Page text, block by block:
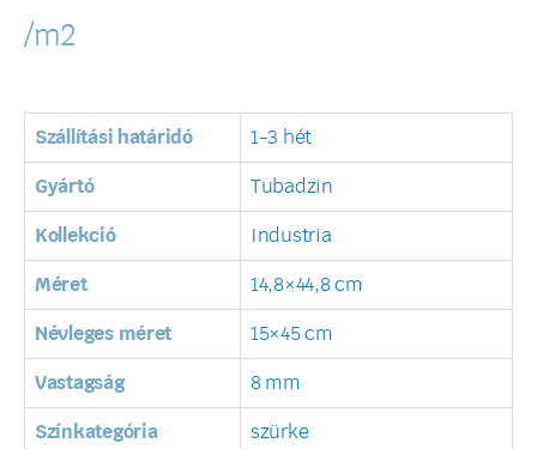
/m2
Szállítási határidó 1-3 hét
Gyártó Tubadzin
Kollekció Industria
Méret 14,8×44,8 cm
Névleges méret 15×45 cm
Vastagság 8 mm
Színkategória szürke